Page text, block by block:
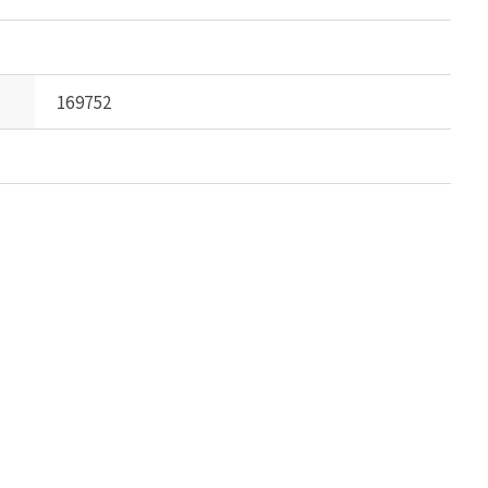
169752